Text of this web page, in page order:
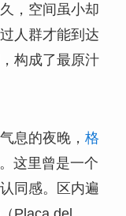
，空间虽小却
人群才能到达
构成了最原汁
息的夜晚， 格
这里曾是一个
同感。区内遍